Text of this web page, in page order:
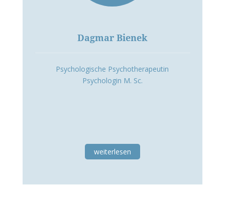
Dagmar Bienek
Psychologische Psychotherapeutin
Psychologin M. Sc.
weiterlesen